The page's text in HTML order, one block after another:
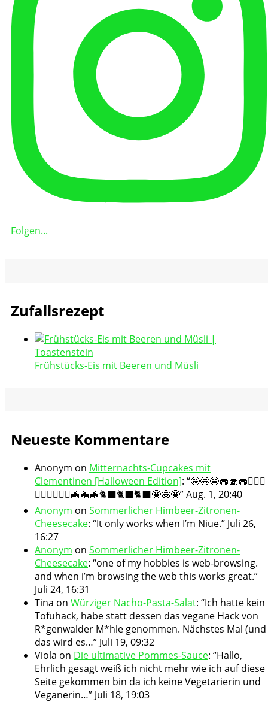
Folgen...
Zufallsrezept
Frühstücks-Eis mit Beeren und Müsli
Neueste Kommentare
Anonym on Mitternachts-Cupcakes mit
Clementinen [Halloween Edition]: “🤩🤩🤩🧁🧁🧁🧛🏻‍♀️
🧛🏻‍♀️🧛🏻‍♀️🦇🦇🦇🐈‍⬛🐈‍⬛🐈‍⬛🤩🤩🤩”Aug. 1, 20:40
Anonym on Sommerlicher Himbeer-Zitronen-
Cheesecake: “It only works when I’m Niue.” Juli 26,
16:27
Anonym on Sommerlicher Himbeer-Zitronen-
Cheesecake: “one of my hobbies is web-browsing.
and when i’m browsing the web this works great.”
Juli 24, 16:31
Tina on Würziger Nacho-Pasta-Salat: “Ich hatte kein
Tofuhack, habe statt dessen das vegane Hack von
R*genwalder M*hle genommen. Nächstes Mal (und
das wird es…” Juli 19, 09:32
Viola on Die ultimative Pommes-Sauce: “Hallo,
Ehrlich gesagt weiß ich nicht mehr wie ich auf diese
Seite gekommen bin da ich keine Vegetarierin und
Veganerin…” Juli 18, 19:03